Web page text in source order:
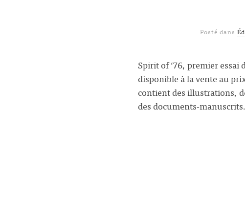
Posté dans
Spirit of ‘76, premier
disponible à la vente au
contient des illustrations,
des documents-